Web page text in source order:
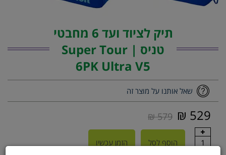
תיק לציוד ועד 6 מחבטי
טניס | Super Tour
6PK Ultra V5
שאל אותנו על מוצר זה
529 ₪
579 ₪
1 הוסף לסל הזמן עכשיו